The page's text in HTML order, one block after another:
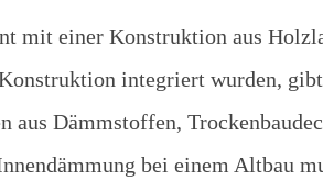
mit einer Konstruktion aus
integriert wurden,
Dämmstoffen,
bei einem Altbau